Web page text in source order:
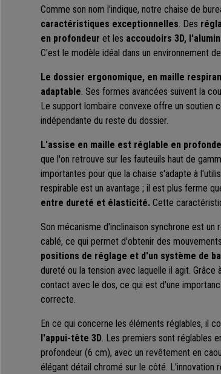
Comme son nom l'indique, notre chaise de
caractéristiques exceptionnelles. Des
en profondeur et les accoudoirs 3D,
C'est le modèle idéal dans un environnement
Le dossier ergonomique, en maille
adaptable. Ses formes avancées suivent la
Le support lombaire convexe offre un soutien
indépendante du reste du dossier.
L'assise en maille est réglable en
que l'on retrouve sur les fauteuils haut de
importantes pour que la chaise s'adapte à
respirable est un avantage ; il est plus ferme
entre dureté et élasticité. Cette
Son mécanisme d'inclinaison synchrone est
cablé, ce qui permet d'obtenir des
positions de réglage et d'un système de
dureté ou la tension avec laquelle il agit.
contact avec le dos, ce qui est d'une
correcte.
En ce qui concerne les éléments réglables, il
l'appui-tête 3D. Les premiers sont réglables
profondeur (6 cm), avec un revêtement en
élégant détail chromé sur le côté. L'innovation